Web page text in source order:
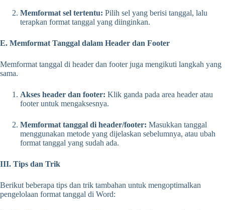
Memformat sel tertentu: Pilih sel yang berisi tanggal, lalu
terapkan format tanggal yang diinginkan.
E. Memformat Tanggal dalam Header dan Footer
Memformat tanggal di header dan footer juga mengikuti langkah yang
sama.
Akses header dan footer: Klik ganda pada area header atau
footer untuk mengaksesnya.
Memformat tanggal di header/footer: Masukkan tanggal
menggunakan metode yang dijelaskan sebelumnya, atau ubah
format tanggal yang sudah ada.
III. Tips dan Trik
Berikut beberapa tips dan trik tambahan untuk mengoptimalkan
pengelolaan format tanggal di Word: